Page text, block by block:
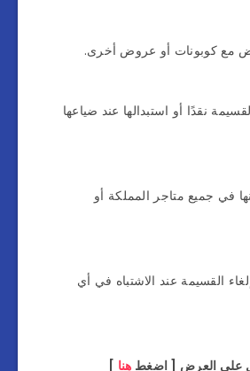
مع كوبونات أو عروض أخرى.
نقدًا أو استبدالها عند ضياعها
في جميع متاجر المملكة أو
القسيمة عند الاشتباه في أي
على العرض [ اضغط هنا ]